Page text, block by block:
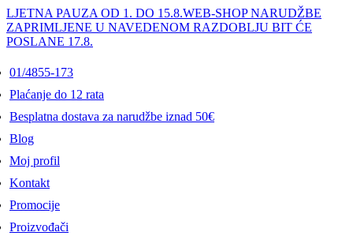
LJETNA PAUZA OD 1. DO 15.8.WEB-SHOP NARUDŽBE
ZAPRIMLJENE U NAVEDENOM RAZDOBLJU BIT ĆE
POSLANE 17.8.
01/4855-173
Plaćanje do 12 rata
Besplatna dostava za narudžbe iznad 50€
Blog
Moj profil
Kontakt
Promocije
Proizvođači